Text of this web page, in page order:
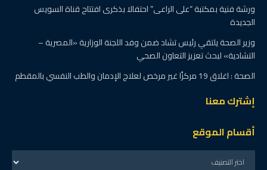
ورشة فنية بمكتبة “على الراعى” احتفالا بذكرى افتتاح قناة السويس
الجديدة
وزير الصحة يلتقي رئيس تشاد ضمن وفد اللجنة الوزارية «المصرية –
التشادية» لبحث تعزيز التعاون الصحي
الصحة : اغلاق 19 مركزًا غير مرخص لعلاج الإدمان والطب النفسي بالمقطم
إشترك معنا
أقسام الموقع